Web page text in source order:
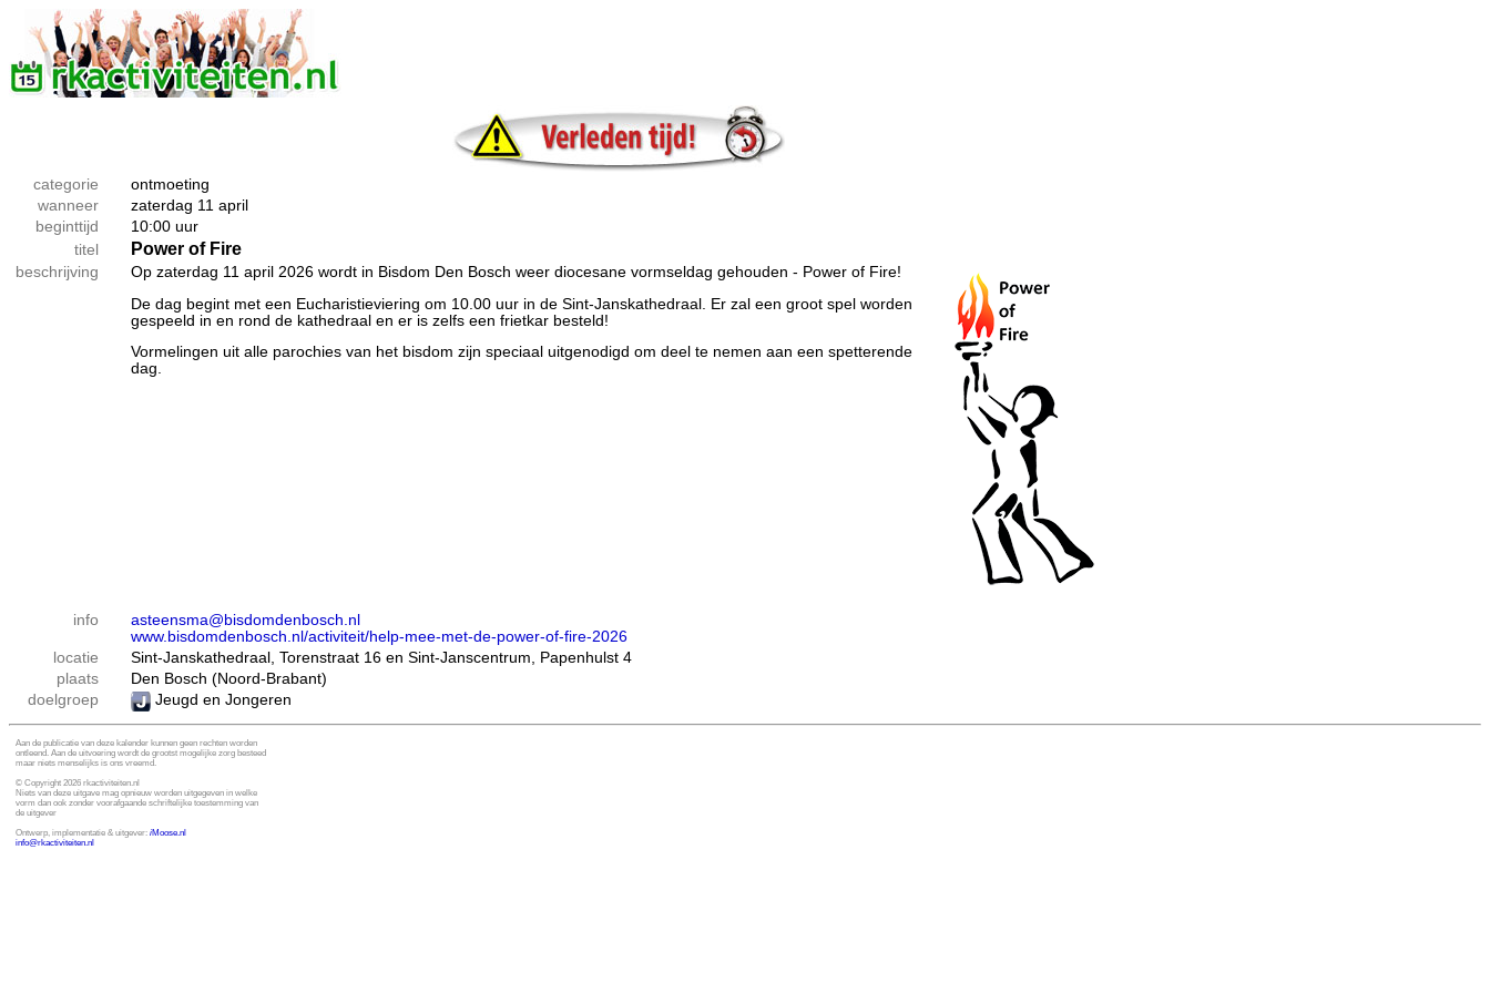
categorie
ontmoeting
wanneer
zaterdag 11 april
beginttijd
10:00 uur
titel
Power of Fire
beschrijving
Op zaterdag 11 april 2026 wordt in Bisdom Den Bosch weer diocesane vormseldag gehouden - Power of Fire!
De dag begint met een Eucharistieviering om 10.00 uur in de Sint-Janskathedraal. Er zal een groot spel worden
gespeeld in en rond de kathedraal en er is zelfs een frietkar besteld!
Vormelingen uit alle parochies van het bisdom zijn speciaal uitgenodigd om deel te nemen aan een spetterende
dag.
info
asteensma@bisdomdenbosch.nl
www.bisdomdenbosch.nl/activiteit/help-mee-met-de-power-of-fire-2026
locatie
Sint-Janskathedraal, Torenstraat 16 en Sint-Janscentrum, Papenhulst 4
plaats
Den Bosch (Noord-Brabant)
doelgroep
Jeugd en Jongeren
Aan de publicatie van deze kalender kunnen geen rechten worden
ontleend. Aan de uitvoering wordt de grootst mogelijke zorg besteed
maar niets menselijks is ons vreemd.
© Copyright 2026 rkactiviteiten.nl
Niets van deze uitgave mag opnieuw worden uitgegeven in welke
vorm dan ook zonder voorafgaande schriftelijke toestemming van
de uitgever
Ontwerp, implementatie & uitgever: iMoose.nl
info@rkactiviteiten.nl